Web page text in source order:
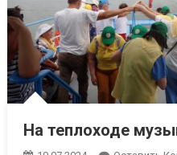
На теплоходе